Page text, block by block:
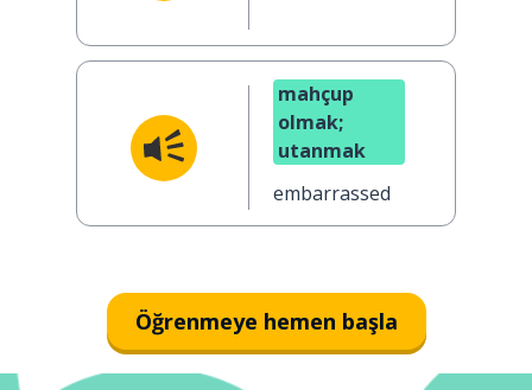
mahçup
olmak;
utanmak
embarrassed
Öğrenmeye hemen başla